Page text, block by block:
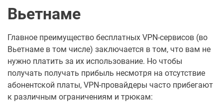
Вьетнаме
Главное преимущество бесплатных VPN-сервисов (во
Вьетнаме в том числе) заключается в том, что вам не
нужно платить за их использование. Но чтобы
получать получать прибыль несмотря на отсутствие
абонентской платы, VPN-провайдеры часто прибегают
к различным ограничениям и трюкам: